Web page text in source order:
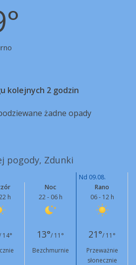
kolejnych 2 godzin
żadne opady
pogody, Zdunki
Nd 09.08.
h
Noc
22 - 06 h
Rano
06 - 12 h
14° 13°/ 11° 21°/ 11°
Bezchmurnie
Przeważnie
słonecznie